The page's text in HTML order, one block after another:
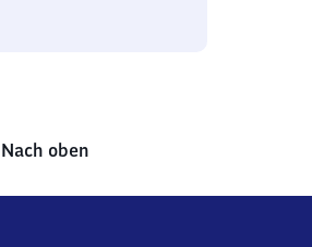
Nach oben